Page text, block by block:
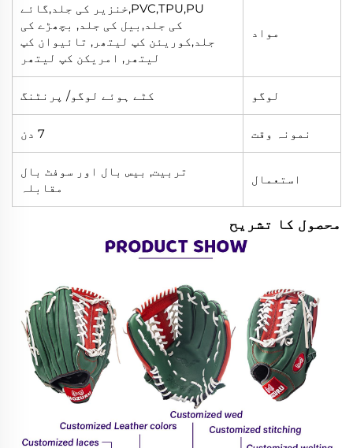
مواد
PVC,TPU,PU,خنزیر کی جلد,گائے
کی جلد,بیل کی جلد, بچھڑے کی
جلد,کوریئن کپ لیتھر, تائیوان کپ
لیتھر, امریکن کپ لیتھر
لوگو کٹے ہوئے لوگو/ پرنٹنگ
نمونہ وقت 7 دن
استعمال
تربیت, بیس بال اور سوفٹ بال
مقابلہ
محصول کا تشریح